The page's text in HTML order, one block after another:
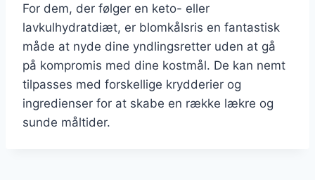
For dem, der følger en keto- eller
lavkulhydratdiæt, er blomkålsris en fantastisk
måde at nyde dine yndlingsretter uden at gå
på kompromis med dine kostmål. De kan nemt
tilpasses med forskellige krydderier og
ingredienser for at skabe en række lækre og
sunde måltider.